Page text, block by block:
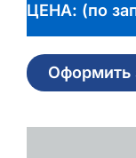
ЦЕНА: (по
Оформить